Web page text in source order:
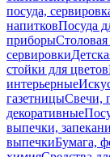
посуда,
напитковПосуда
приборыСтоловая
сервировки
стойки для цветов
интерьерные
газетницыСвечи,
декоративные
выпечки,
выпечкиБумага,